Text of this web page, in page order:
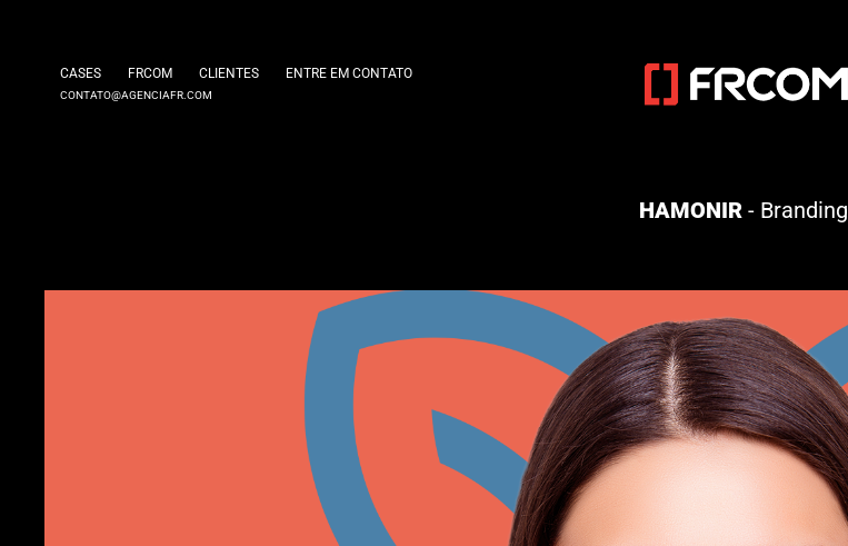
CASES FRCOM CLIENTES ENTRE EM CONTATO
CONTATO@AGENCIAFR.COM
HAMONIR - Branding